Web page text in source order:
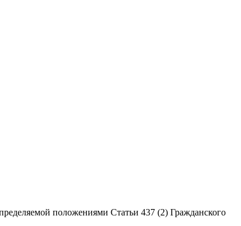
положениями Статьи 437 (2) Гражданского